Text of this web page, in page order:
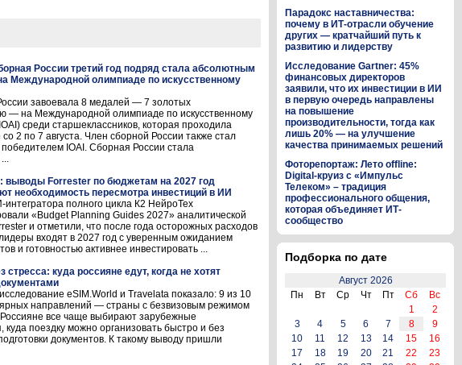
России третий год подряд стала абсолютным
Международной олимпиаде по искусственному
завоевала 8 медалей — 7 золотых
— на Международной олимпиаде по искусственному
среди старшеклассников, которая проходила
со 2 по 7 августа. Член сборной России также стал
IOAI. Сборная России стала
выводы Forrester по бюджетам на 2027 год
необходимость пересмотра инвестиций в ИИ
полного цикла К2 НейроТех
«Budget Planning Guides 2027» аналитической
и отметили, что после года осторожных расходов
входят в 2027 год с уверенным ожиданием
и готовностью активнее инвестировать ...
стресса: куда россияне едут, когда не хотят
eSIM.World и Travelata показало: 9 из 10
направлений — страны с безвизовым режимом
все чаще выбирают зарубежные
куда поездку можно организовать быстро и без
документов. К такому выводу пришли
Парадокс наставничества:
почему в ИТ-отрасли обучение
других — кратчайший путь к
развитию и лидерству
Исследование Gartner: 45%
финансовых директоров
заявили, что их инвестиции в ИИ
в первую очередь направлены
на повышение
производительности, тогда как
лишь 20% — на улучшение
качества принимаемых решений
Фоторепортаж: Лето offline:
Digital-круиз с «Импульс
Телеком» – традиция
профессионального общения,
которая объединяет ИТ-
сообщество
Подборка по дате
Август 2026
Пн
Вт Ср Чт Пт Сб
Вс
1
2
3
4 5 6 7 8
9
10
11 12 13 14 15
16
17
18 19 20 21 22
23